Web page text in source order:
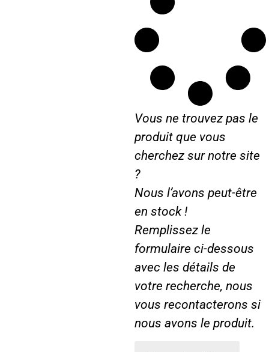
e
r
Vous ne trouvez pas le
produit que vous
cherchez sur notre site
?
Nous l’avons peut-être
en stock !
Remplissez le
formulaire ci-dessous
avec les détails de
votre recherche, nous
vous recontacterons si
nous avons le produit.